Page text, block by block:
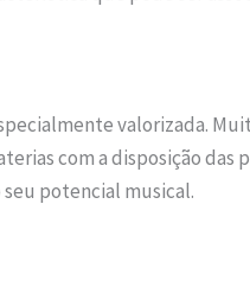
valorizada.
com a disposição das
potencial musical.